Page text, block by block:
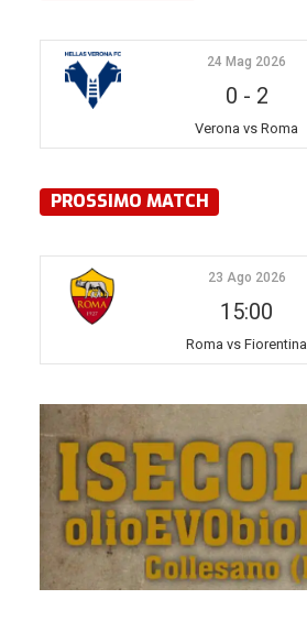
24 Mag 2026
0 - 2
Verona vs Roma
PROSSIMO MATCH
23 Ago 2026
15:00
Roma vs Fiorentina